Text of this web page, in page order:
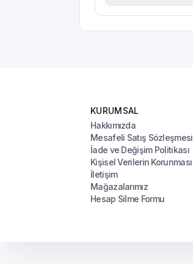
KURUMSAL
Hakkımızda
Mesafeli Satış Sözleşmesi
İade ve Değişim Politikası
Kişisel Verilerin Korunması
İletişim
Mağazalarımız
Hesap Silme Formu